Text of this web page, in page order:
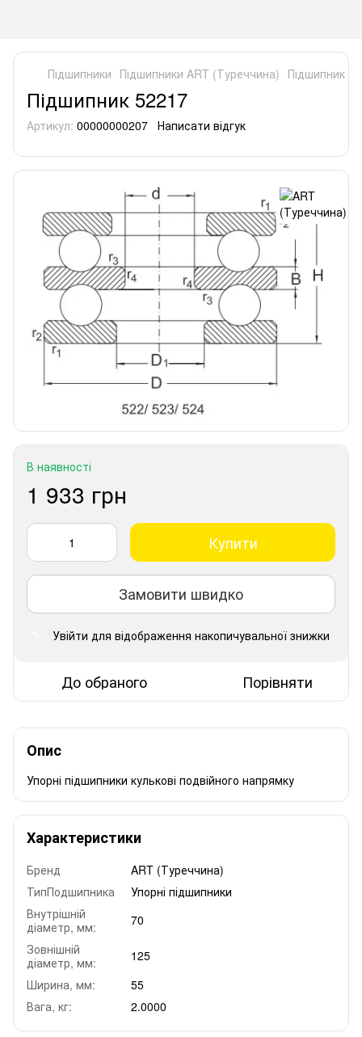
Підшипники Підшипники ART (Туреччина) Підшипник
Підшипник 52217
Артикул: 00000000207 Написати відгук
В наявності
1 933 грн
Купити
Замовити швидко
Увійти для відображення накопичувальної знижки
До обраного Порівняти
Опис
Упорні підшипники кулькові подвійного напрямку
Характеристики
Бренд
ART (Туреччина)
ТипПодшипника
Упорні підшипники
Внутрішній
діаметр, мм:
70
Зовнішній
діаметр, мм:
125
Ширина, мм:
55
Вага, кг:
2.0000